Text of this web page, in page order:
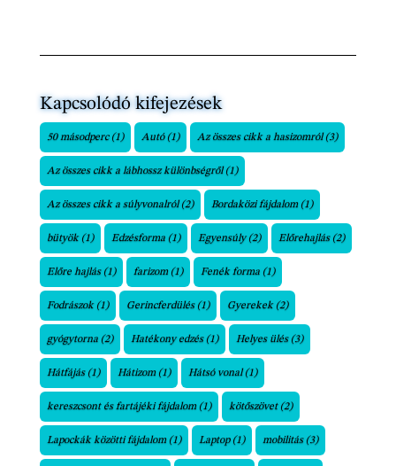
Kapcsolódó kifejezések
50 másodperc(1) Autó(1) Az összes cikk a hasizomról(3)
Az összes cikk a lábhossz különbségről(1)
Az összes cikk a súlyvonalról(2) Bordaközi fájdalom(1)
bütyök(1) Edzésforma(1) Egyensúly(2) Előrehajlás(2)
Előre hajlás(1) farizom(1) Fenék forma(1)
Fodrászok(1) Gerincferdülés(1) Gyerekek(2)
gyógytorna(2) Hatékony edzés(1) Helyes ülés(3)
Hátfájás(1) Hátizom(1) Hátsó vonal(1)
kereszcsont és fartájéki fájdalom(1) kötőszövet(2)
Lapockák közötti fájdalom(1) Laptop(1) mobilitás(3)